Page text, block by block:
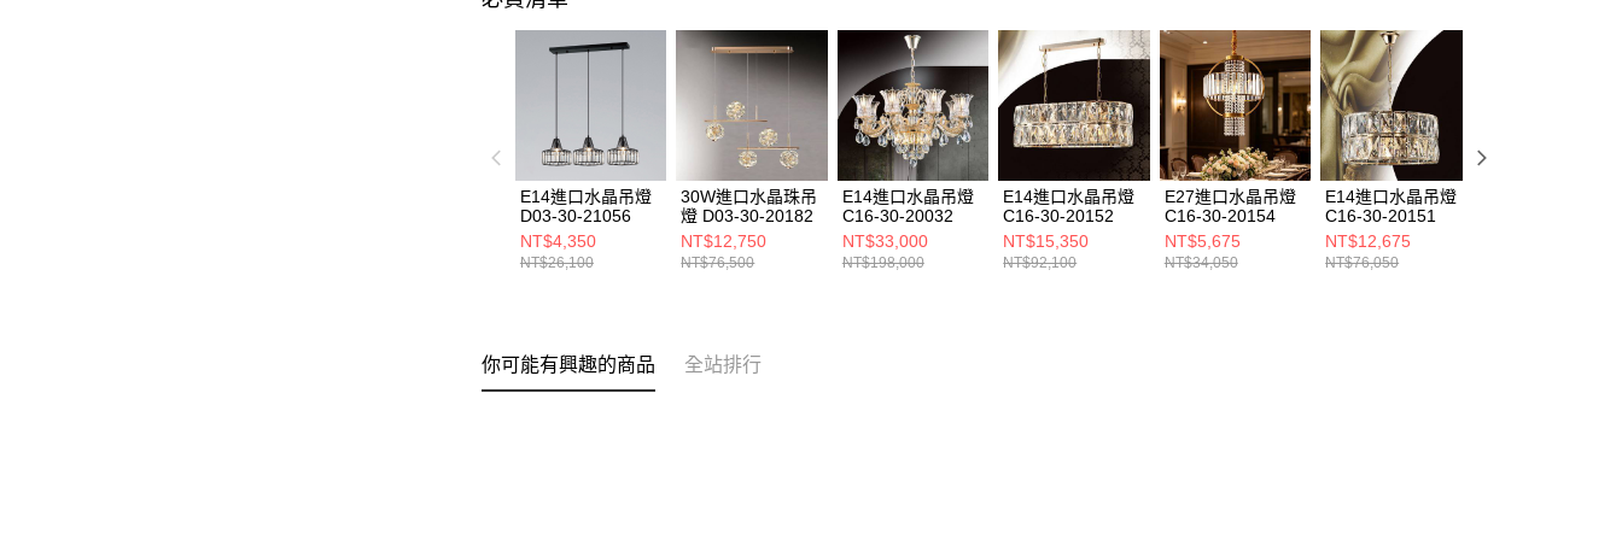
E14進口水晶吊燈
D03-30-21056
NT$4,350
NT$26,100
30W進口水晶珠吊
燈 D03-30-20182
NT$12,750
NT$76,500
E14進口水晶吊燈
C16-30-20032
NT$33,000
NT$198,000
E14進口水晶吊燈
C16-30-20152
NT$15,350
NT$92,100
E27進口水晶吊燈
C16-30-20154
NT$5,675
NT$34,050
E14進口水晶吊燈
C16-30-20151
NT$12,675
NT$76,050
你可能有興趣的商品 全站排行